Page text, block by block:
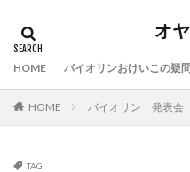
オ
HOME バイオリンおけいこの疑問
HOME バイオリン 発表会
TAG